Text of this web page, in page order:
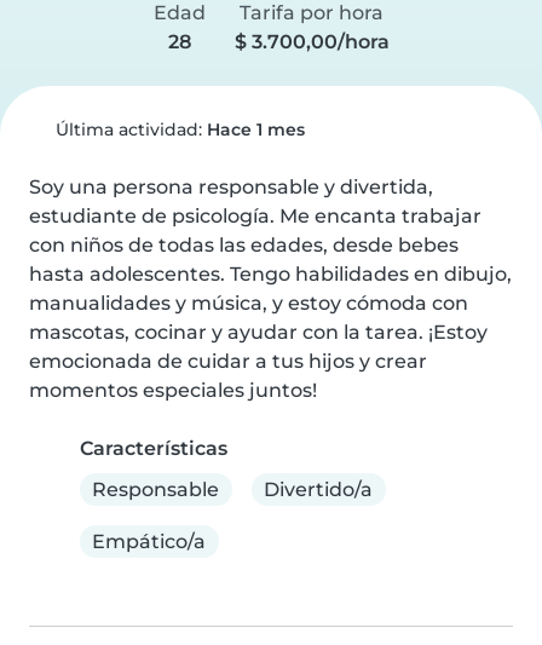
Edad
28
Tarifa por hora
$ 3.700,00/hora
Última actividad: Hace 1 mes
Soy una persona responsable y divertida,
estudiante de psicología. Me encanta trabajar
con niños de todas las edades, desde bebes
hasta adolescentes. Tengo habilidades en dibujo,
manualidades y música, y estoy cómoda con
mascotas, cocinar y ayudar con la tarea. ¡Estoy
emocionada de cuidar a tus hijos y crear
momentos especiales juntos!
Características
Responsable
Divertido/a
Empático/a